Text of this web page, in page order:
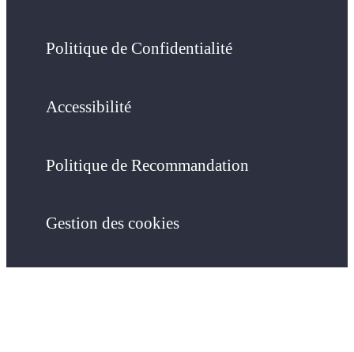
Politique de Confidentialité
Accessibilité
Politique de Recommandation
Gestion des cookies